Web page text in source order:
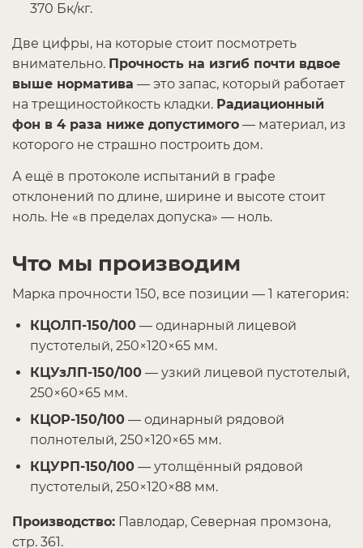
370 Бк/кг.
Две цифры, на которые стоит посмотреть
внимательно. Прочность на изгиб почти вдвое
выше норматива — это запас, который работает
на трещиностойкость кладки. Радиационный
фон в 4 раза ниже допустимого — материал, из
которого не страшно построить дом.
А ещё в протоколе испытаний в графе
отклонений по длине, ширине и высоте стоит
ноль. Не «в пределах допуска» — ноль.
Что мы производим
Марка прочности 150, все позиции — 1 категория:
КЦОЛП-150/100 — одинарный лицевой
пустотелый, 250×120×65 мм.
КЦУзЛП-150/100 — узкий лицевой пустотелый,
250×60×65 мм.
КЦОР-150/100 — одинарный рядовой
полнотелый, 250×120×65 мм.
КЦУРП-150/100 — утолщённый рядовой
пустотелый, 250×120×88 мм.
Производство: Павлодар, Северная промзона,
стр. 361.